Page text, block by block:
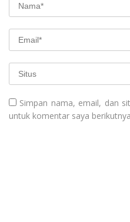
Simpan nama, email, dan
untuk komentar saya